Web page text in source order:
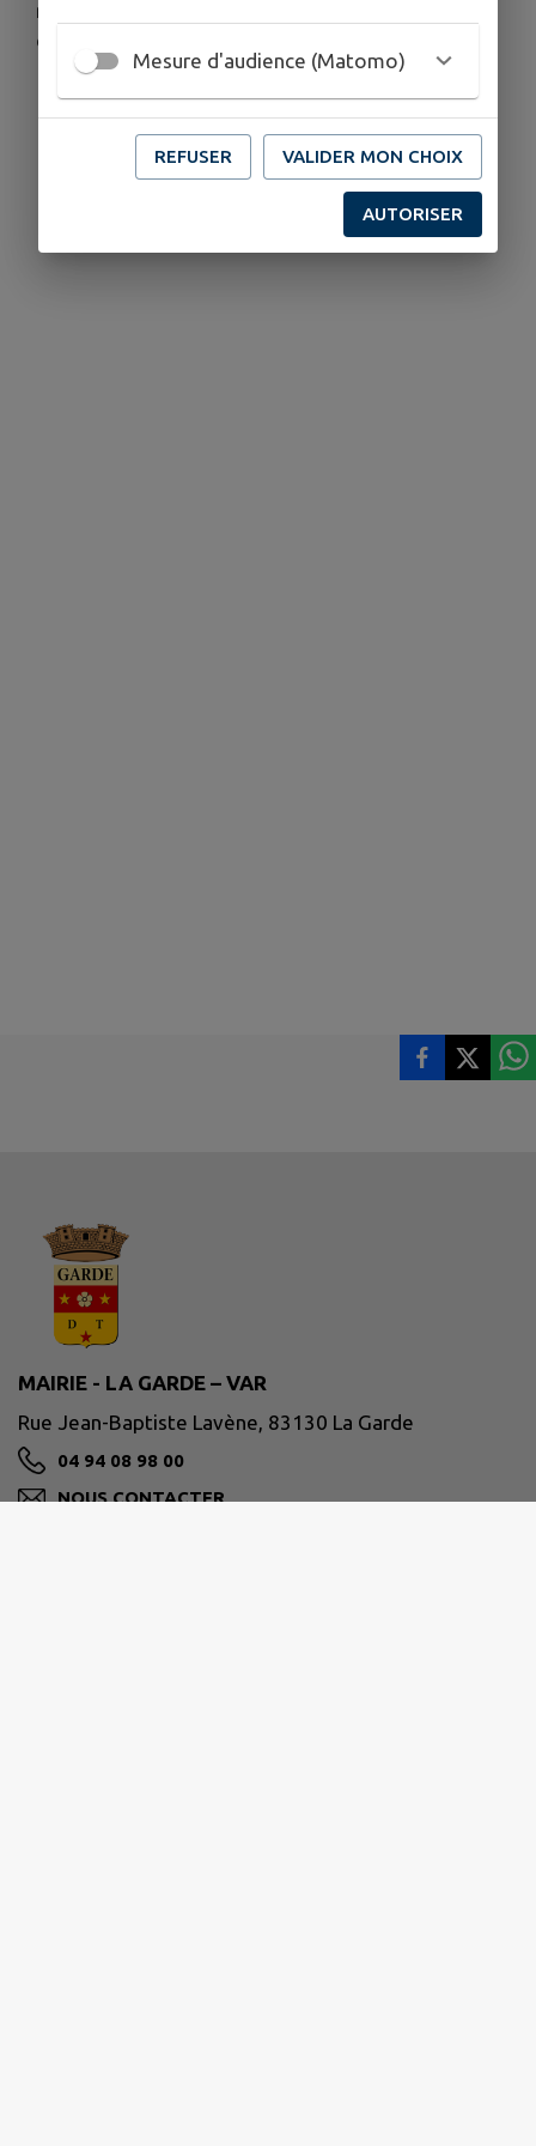
notre amour du sport et ses valeurs de solidarité,
d’engagement et de convivialité.
MAIRIE - LA GARDE – VAR
Rue Jean-Baptiste Lavène, 83130 La Garde
04 94 08 98 00
NOUS CONTACTER
Mesure d'audience (Matomo)
REFUSER VALIDER MON CHOIX
AUTORISER